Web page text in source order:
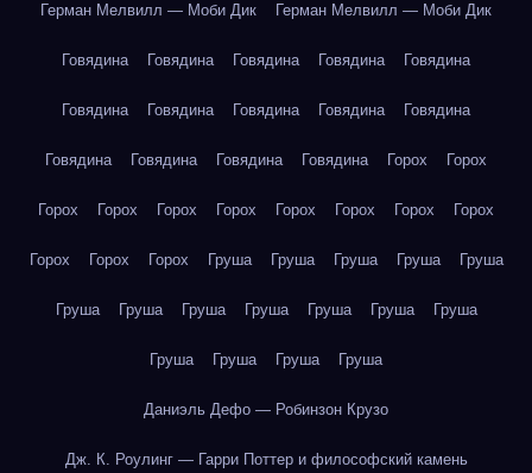
Герман Мелвилл — Моби Дик Герман Мелвилл — Моби Дик
Говядина Говядина Говядина Говядина Говядина
Говядина Говядина Говядина Говядина Говядина
Говядина Говядина Говядина Говядина Горох Горох
Горох Горох Горох Горох Горох Горох Горох Горох
Горох Горох Горох Груша Груша Груша Груша Груша
Груша Груша Груша Груша Груша Груша Груша
Груша Груша Груша Груша
Даниэль Дефо — Робинзон Крузо
Дж. К. Роулинг — Гарри Поттер и философский камень